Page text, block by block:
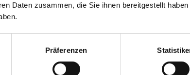
Daten zusammen, die Sie ihnen bereitgestellt
Präferenzen